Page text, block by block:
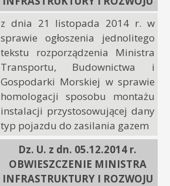
z dnia 21 listopada 2014 r. w
sprawie ogłoszenia jednolitego
tekstu rozporządzenia Ministra
Transportu, Budownictwa i
Gospodarki Morskiej w sprawie
homologacji sposobu montażu
instalacji przystosowującej dany
typ pojazdu do zasilania gazem
Dz. U. z dn. 05.12.2014 r.
OBWIESZCZENIE MINISTRA
INFRASTRUKTURY I ROZWOJU